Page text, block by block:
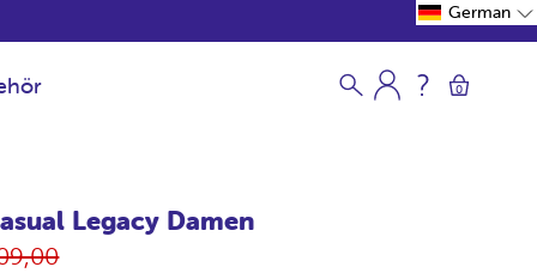
0
Legacy Damen
German